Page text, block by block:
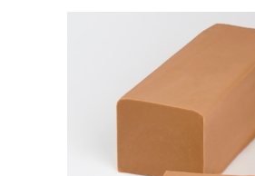
WEITERLESEN